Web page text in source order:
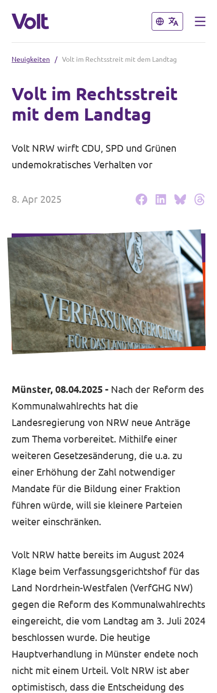
Schließen
Website von Volt NRW
Volt vor Ort in NRW
Volt in Deutschland
Volt in deinem Bundesland
Schließen
Programm
Über Volt
Menschen
Neuigkeiten
Unsere Events
Presse
Mach bei uns mit!
Deine Spende für Volt!
Ratsfraktion Köln
Datenschutz
Impressum
Neuigkeiten / Volt im Rechtsstreit mit dem Landtag
Volt im Rechtsstreit
mit dem Landtag
Volt NRW wirft CDU, SPD und Grünen
undemokratisches Verhalten vor
8. Apr 2025
Münster, 08.04.2025 - Nach der Reform des
Kommunalwahlrechts hat die
Landesregierung von NRW neue Anträge
zum Thema vorbereitet. Mithilfe einer
weiteren Gesetzesänderung, die u.a. zu
einer Erhöhung der Zahl notwendiger
Mandate für die Bildung einer Fraktion
führen würde, will sie kleinere Parteien
weiter einschränken.
Volt NRW hatte bereits im August 2024
Klage beim Verfassungsgerichtshof für das
Land Nordrhein-Westfalen (VerfGHG NW)
gegen die Reform des Kommunalwahlrechts
eingereicht, die vom Landtag am 3. Juli 2024
beschlossen wurde. Die heutige
Hauptverhandlung in Münster endete noch
nicht mit einem Urteil. Volt NRW ist aber
optimistisch, dass die Entscheidung des